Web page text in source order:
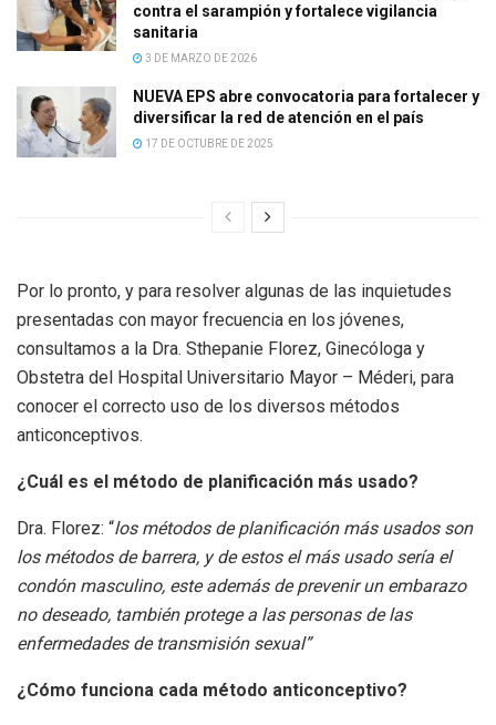
contra el sarampión y fortalece vigilancia
sanitaria
3 DE MARZO DE 2026
NUEVA EPS abre convocatoria para fortalecer y
diversificar la red de atención en el país
17 DE OCTUBRE DE 2025
Por lo pronto, y para resolver algunas de las inquietudes
presentadas con mayor frecuencia en los jóvenes,
consultamos a la Dra. Sthepanie Florez, Ginecóloga y
Obstetra del Hospital Universitario Mayor – Méderi, para
conocer el correcto uso de los diversos métodos
anticonceptivos.
¿Cuál es el método de planificación más usado?
Dra. Florez: “los métodos de planificación más usados son
los métodos de barrera, y de estos el más usado sería el
condón masculino, este además de prevenir un embarazo
no deseado, también protege a las personas de las
enfermedades de transmisión sexual”
¿Cómo funciona cada método anticonceptivo?